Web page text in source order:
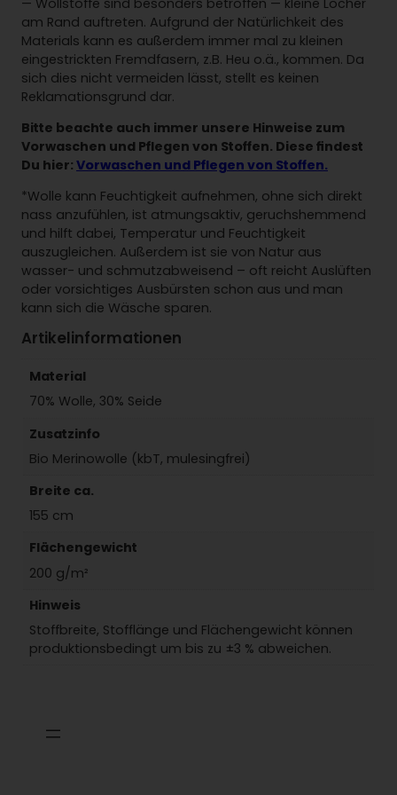
s
w
e
a
t
m
a
r
i
e
M
e
n
g
e
am Rand auftreten. Aufgrund der Natürlichkeit des
Materials kann es außerdem immer mal zu kleinen
eingestrickten Fremdfasern, z.B. Heu o.ä., kommen. Da
sich dies nicht vermeiden lässt, stellt es keinen
Reklamationsgrund dar.
Bitte beachte auch immer unsere Hinweise zum
Vorwaschen und Pflegen von Stoffen. Diese findest
Du hier: Vorwaschen und Pflegen von Stoffen.
*Wolle kann Feuchtigkeit aufnehmen, ohne sich direkt
nass anzufühlen, ist atmungsaktiv, geruchshemmend
und hilft dabei, Temperatur und Feuchtigkeit
auszugleichen. Außerdem ist sie von Natur aus
wasser- und schmutzabweisend – oft reicht Auslüften
oder vorsichtiges Ausbürsten schon aus und man
kann sich die Wäsche sparen.
Artikelinformationen
Material
70% Wolle, 30% Seide
Zusatzinfo
Bio Merinowolle (kbT, mulesingfrei)
Breite ca.
155 cm
Flächengewicht
200 g/m²
Hinweis
Stoffbreite, Stofflänge und Flächengewicht können
produktionsbedingt um bis zu ±3 % abweichen.